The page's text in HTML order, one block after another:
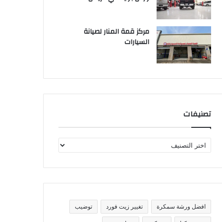
مركز قمة المنار لصيانة
السيارات
تصنيفات
ص
ف
تافضل ورشة سمكرة تغيير زيت فورد توضيب